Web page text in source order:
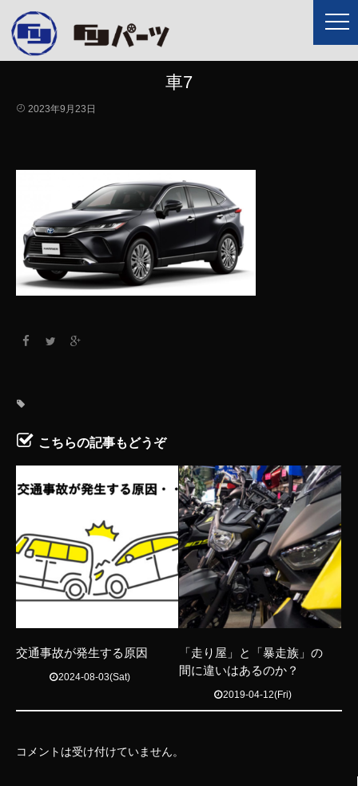
車7
2023年9月23日
こちらの記事もどうぞ
交通事故が発生する原因
2024-08-03(Sat)
「走り屋」と「暴走族」の
間に違いはあるのか？
2019-04-12(Fri)
コメントは受け付けていません。